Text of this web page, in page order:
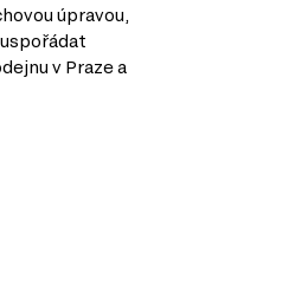
úpravou,
v Praze a